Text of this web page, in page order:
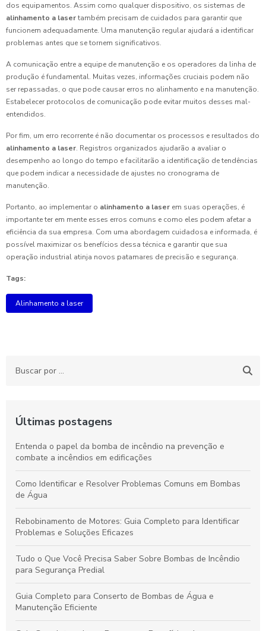
dos equipamentos. Assim como qualquer dispositivo, os sistemas de
alinhamento a lasertambém precisam de cuidados para garantir que
funcionem adequadamente. Uma manutenção regular ajudará a identificar
problemas antes que se tornem significativos.
A comunicação entre a equipe de manutenção e os operadores da linha de
produção é fundamental. Muitas vezes, informações cruciais podem não
ser repassadas, o que pode causar erros no alinhamento e na manutenção.
Estabelecer protocolos de comunicação pode evitar muitos desses mal-
entendidos.
Por fim, um erro recorrente é não documentar os processos e resultados do
alinhamento a laser. Registros organizados ajudarão a avaliar o
desempenho ao longo do tempo e facilitarão a identificação de tendências
que podem indicar a necessidade de ajustes no cronograma de
manutenção.
Portanto, ao implementar o alinhamento a laser em suas operações, é
importante ter em mente esses erros comuns e como eles podem afetar a
eficiência da sua empresa. Com uma abordagem cuidadosa e informada, é
possível maximizar os benefícios dessa técnica e garantir que sua
operação industrial atinja novos patamares de precisão e segurança.
Tags:
Alinhamento a laser
Últimas postagens
Entenda o papel da bomba de incêndio na prevenção e
combate a incêndios em edificações
Como Identificar e Resolver Problemas Comuns em Bombas
de Água
Rebobinamento de Motores: Guia Completo para Identificar
Problemas e Soluções Eficazes
Tudo o Que Você Precisa Saber Sobre Bombas de Incêndio
para Segurança Predial
Guia Completo para Conserto de Bombas de Água e
Manutenção Eficiente